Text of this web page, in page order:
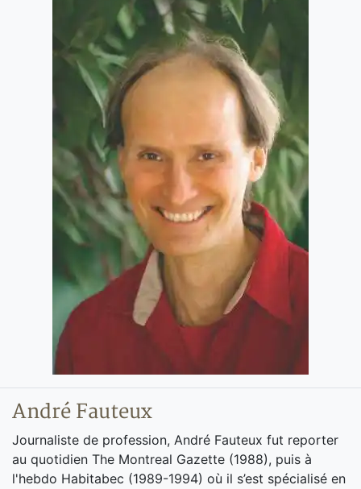
André Fauteux
Journaliste de profession, André Fauteux fut reporter
au quotidien The Montreal Gazette (1988), puis à
l'hebdo Habitabec (1989-1994) où il s’est spécialisé en